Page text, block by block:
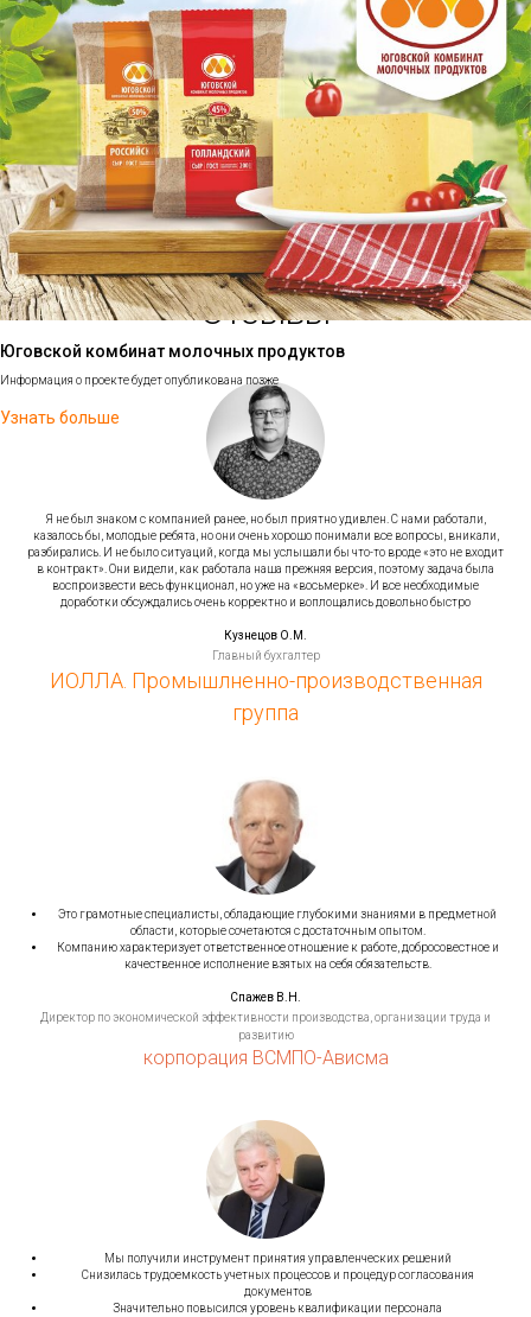
ПЗТО ТИТАН
Разработка стратегий и детализированных планов
Формирование заказов, соответствующих разработанным планам, для обеспечения
необходимых ресурсов.
Контроль за реализацией планов с использованием отчетов и аналитических данных для
оценки эффективности и своевременного внесения корректировок.
Узнать больше
Покровский хлеб
Автоматизация бюджетного процесса на базе 1С:ERP
Освоение новой подсистемы управленческого учета
Разработка автоматизированной формы бюджета и её реализация в системе
Настройка получения фактических данных и планирование результатов
Узнать больше
Юговской комбинат молочных продуктов
Информация о проекте будет опубликована позже
Узнать больше
Отзывы
Я не был знаком с компанией ранее, но был приятно удивлен. С нами работали,
казалось бы, молодые ребята, но они очень хорошо понимали все вопросы, вникали,
разбирались. И не было ситуаций, когда мы услышали бы что-то вроде «это не входит
в контракт». Они видели, как работала наша прежняя версия, поэтому задача была
воспроизвести весь функционал, но уже на «восьмерке». И все необходимые
доработки обсуждались очень корректно и воплощались довольно быстро
Кузнецов О.М.
Главный бухгалтер
ИОЛЛА. Промышлненно-производственная
группа
Это грамотные специалисты, обладающие глубокими знаниями в предметной
области, которые сочетаются с достаточным опытом.
Компанию характеризует ответственное отношение к работе, добросовестное и
качественное исполнение взятых на себя обязательств.
Спажев В.Н.
Директор по экономической эффективности производства, организации труда и
развитию
корпорация ВСМПО-Ависма
Мы получили инструмент принятия управленческих решений
Снизилась трудоемкость учетных процессов и процедур согласования
документов
Значительно повысился уровень квалификации персонала